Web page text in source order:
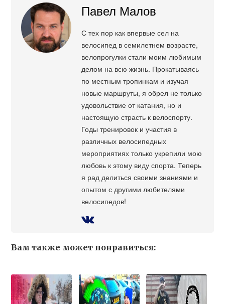
Павел Малов
С тех пор как впервые сел на
велосипед в семилетнем возрасте,
велопрогулки стали моим любимым
делом на всю жизнь. Прокатываясь
по местным тропинкам и изучая
новые маршруты, я обрел не только
удовольствие от катания, но и
настоящую страсть к велоспорту.
Годы тренировок и участия в
различных велосипедных
мероприятиях только укрепили мою
любовь к этому виду спорта. Теперь
я рад делиться своими знаниями и
опытом с другими любителями
велосипедов!
Вам также может понравиться: